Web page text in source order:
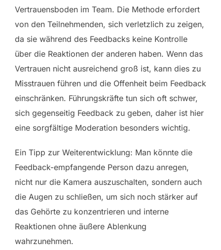
Vertrauensboden im Team. Die Methode erfordert
von den Teilnehmenden, sich verletzlich zu zeigen,
da sie während des Feedbacks keine Kontrolle
über die Reaktionen der anderen haben. Wenn das
Vertrauen nicht ausreichend groß ist, kann dies zu
Misstrauen führen und die Offenheit beim Feedback
einschränken. Führungskräfte tun sich oft schwer,
sich gegenseitig Feedback zu geben, daher ist hier
eine sorgfältige Moderation besonders wichtig.
Ein Tipp zur Weiterentwicklung: Man könnte die
Feedback-empfangende Person dazu anregen,
nicht nur die Kamera auszuschalten, sondern auch
die Augen zu schließen, um sich noch stärker auf
das Gehörte zu konzentrieren und interne
Reaktionen ohne äußere Ablenkung
wahrzunehmen.